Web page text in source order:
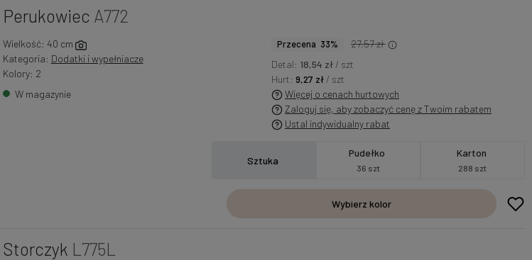
Perukowiec A772
Wielkość: 40 cm
Kategoria: Dodatki i wypełniacze
Kolory: 2
W magazynie
Przecena 33%
27,57 zł
Detal: 18,54 zł / szt
Hurt: 9,27 zł / szt
Więcej o cenach hurtowych
Zaloguj się, aby zobaczyć cenę z Twoim rabatem
Ustal indywidualny rabat
Sztuka
Pudełko
36 szt
Karton
288 szt
Wybierz kolor
Storczyk L775L